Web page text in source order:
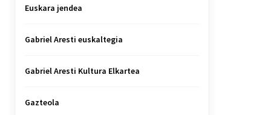
Euskara jendea
Gabriel Aresti euskaltegia
Gabriel Aresti Kultura Elkartea
Gazteola